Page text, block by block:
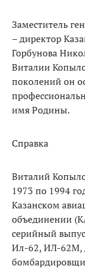
Заместитель
– директор
Горбунова
Виталии
поколений он
имя Родины.
Справка
Виталий
1973 по 1994
Казанском
объединении
серийный
Ил-62, ИЛ-62М,